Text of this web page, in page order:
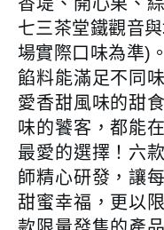
七三茶堂鐵觀音
場實際口味為準)
餡料能滿足不同
愛香甜風味的甜
味的饕客，都能
最愛的選擇！六
師精心研發，讓
甜蜜幸福，更以